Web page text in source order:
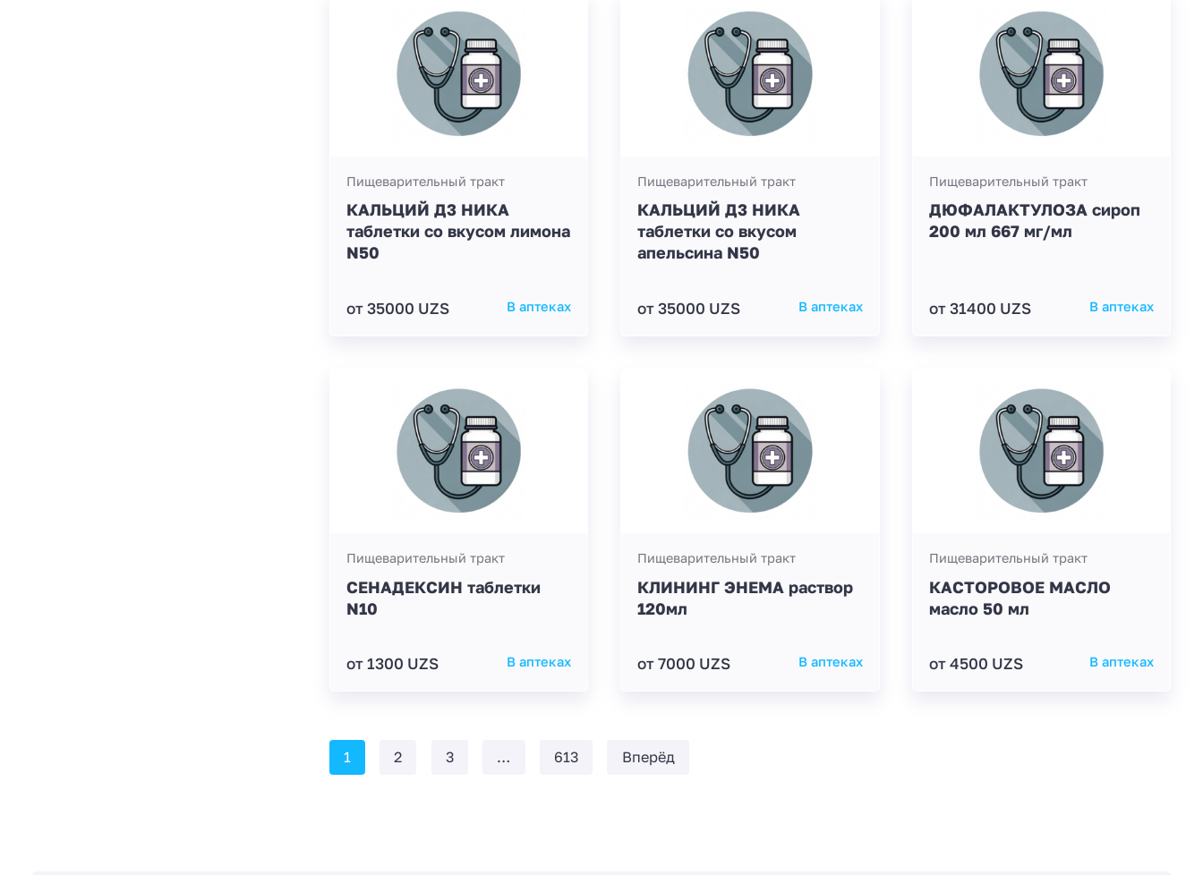
Пищеварительный тракт
КАЛЬЦИЙ Д3 НИКА
таблетки со вкусом лимона
N50
от 35000 UZS В аптеках
Пищеварительный тракт
КАЛЬЦИЙ Д3 НИКА
таблетки со вкусом
апельсина N50
от 35000 UZS В аптеках
Пищеварительный тракт
ДЮФАЛАКТУЛОЗА сироп
200 мл 667 мг/мл
от 31400 UZS В аптеках
Пищеварительный тракт
СЕНАДЕКСИН таблетки
N10
от 1300 UZS В аптеках
Пищеварительный тракт
КЛИНИНГ ЭНЕМА раствор
120мл
от 7000 UZS В аптеках
Пищеварительный тракт
КАСТОРОВОЕ МАСЛО
масло 50 мл
от 4500 UZS В аптеках
1 2 3 … 613 Вперёд